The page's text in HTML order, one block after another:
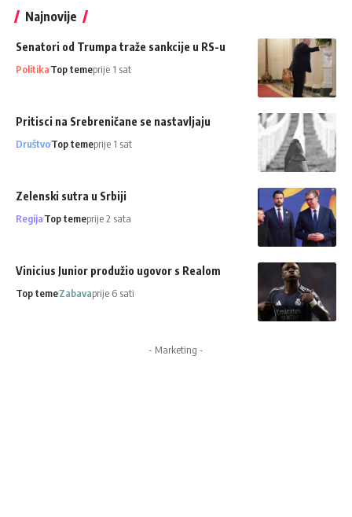
Najnovije
Senatori od Trumpa traže sankcije u RS-u
PolitikaTop temeprije 1 sat
Pritisci na Srebreničane se nastavljaju
DruštvoTop temeprije 1 sat
Zelenski sutra u Srbiji
RegijaTop temeprije 2 sata
Vinicius Junior produžio ugovor s Realom
Top temeZabavaprije 6 sati
- Marketing -